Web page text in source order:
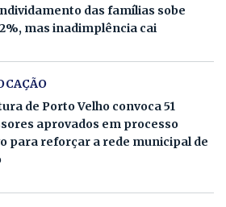
das famílias sobe
mas inadimplência cai
de Porto Velho convoca 51
aprovados em processo
para reforçar a rede municipal de